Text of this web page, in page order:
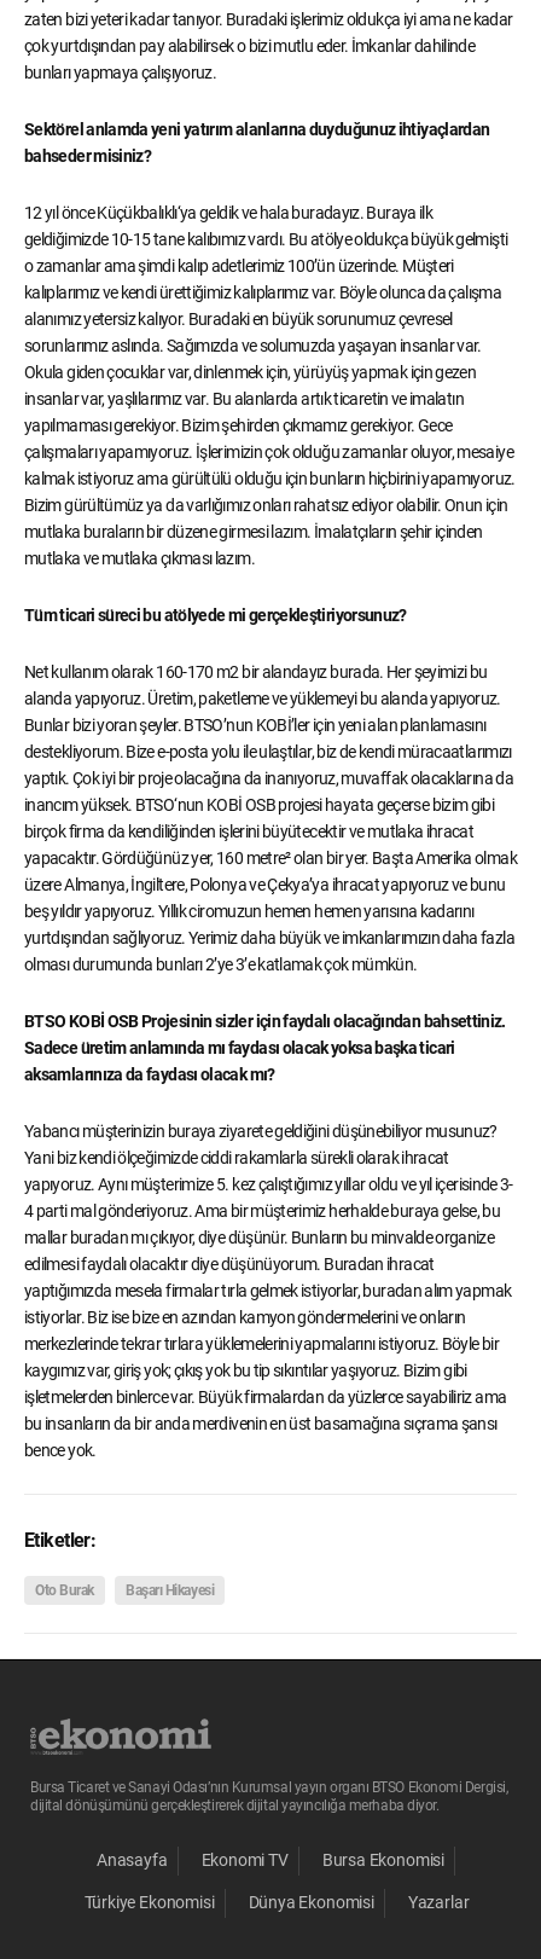
zaten bizi yeteri kadar tanıyor. Buradaki işlerimiz oldukça iyi ama ne kadar
çok yurtdışından pay alabilirsek o bizi mutlu eder. İmkanlar dahilinde
bunları yapmaya çalışıyoruz.
Sektörel anlamda yeni yatırım alanlarına duyduğunuz ihtiyaçlardan
bahseder misiniz?
12 yıl önce Küçükbalıklı‘ya geldik ve hala buradayız. Buraya ilk
geldiğimizde 10-15 tane kalıbımız vardı. Bu atölye oldukça büyük gelmişti
o zamanlar ama şimdi kalıp adetlerimiz 100’ün üzerinde. Müşteri
kalıplarımız ve kendi ürettiğimiz kalıplarımız var. Böyle olunca da çalışma
alanımız yetersiz kalıyor. Buradaki en büyük sorunumuz çevresel
sorunlarımız aslında. Sağımızda ve solumuzda yaşayan insanlar var.
Okula giden çocuklar var, dinlenmek için, yürüyüş yapmak için gezen
insanlar var, yaşlılarımız var. Bu alanlarda artık ticaretin ve imalatın
yapılmaması gerekiyor. Bizim şehirden çıkmamız gerekiyor. Gece
çalışmaları yapamıyoruz. İşlerimizin çok olduğu zamanlar oluyor, mesaiye
kalmak istiyoruz ama gürültülü olduğu için bunların hiçbirini yapamıyoruz.
Bizim gürültümüz ya da varlığımız onları rahatsız ediyor olabilir. Onun için
mutlaka buraların bir düzene girmesi lazım. İmalatçıların şehir içinden
mutlaka ve mutlaka çıkması lazım.
Tüm ticari süreci bu atölyede mi gerçekleştiriyorsunuz?
Net kullanım olarak 160-170 m2 bir alandayız burada. Her şeyimizi bu
alanda yapıyoruz. Üretim, paketleme ve yüklemeyi bu alanda yapıyoruz.
Bunlar bizi yoran şeyler. BTSO’nun KOBİ’ler için yeni alan planlamasını
destekliyorum. Bize e-posta yolu ile ulaştılar, biz de kendi müracaatlarımızı
yaptık. Çok iyi bir proje olacağına da inanıyoruz, muvaffak olacaklarına da
inancım yüksek. BTSO‘nun KOBİ OSB projesi hayata geçerse bizim gibi
birçok firma da kendiliğinden işlerini büyütecektir ve mutlaka ihracat
yapacaktır. Gördüğünüz yer, 160 metre² olan bir yer. Başta Amerika olmak
üzere Almanya, İngiltere, Polonya ve Çekya’ya ihracat yapıyoruz ve bunu
beş yıldır yapıyoruz. Yıllık ciromuzun hemen hemen yarısına kadarını
yurtdışından sağlıyoruz. Yerimiz daha büyük ve imkanlarımızın daha fazla
olması durumunda bunları 2’ye 3’e katlamak çok mümkün.
BTSO KOBİ OSB Projesinin sizler için faydalı olacağından bahsettiniz.
Sadece üretim anlamında mı faydası olacak yoksa başka ticari
aksamlarınıza da faydası olacak mı?
Yabancı müşterinizin buraya ziyarete geldiğini düşünebiliyor musunuz?
Yani biz kendi ölçeğimizde ciddi rakamlarla sürekli olarak ihracat
yapıyoruz. Aynı müşterimize 5. kez çalıştığımız yıllar oldu ve yıl içerisinde 3-
4 parti mal gönderiyoruz. Ama bir müşterimiz herhalde buraya gelse, bu
mallar buradan mı çıkıyor, diye düşünür. Bunların bu minvalde organize
edilmesi faydalı olacaktır diye düşünüyorum. Buradan ihracat
yaptığımızda mesela firmalar tırla gelmek istiyorlar, buradan alım yapmak
istiyorlar. Biz ise bize en azından kamyon göndermelerini ve onların
merkezlerinde tekrar tırlara yüklemelerini yapmalarını istiyoruz. Böyle bir
kaygımız var, giriş yok; çıkış yok bu tip sıkıntılar yaşıyoruz. Bizim gibi
işletmelerden binlerce var. Büyük firmalardan da yüzlerce sayabiliriz ama
bu insanların da bir anda merdivenin en üst basamağına sıçrama şansı
bence yok.
Etiketler:
Oto Burak Başarı Hikayesi
Bursa Ticaret ve Sanayi Odası’nın Kurumsal yayın organı BTSO Ekonomi Dergisi,
dijital dönüşümünü gerçekleştirerek dijital yayıncılığa merhaba diyor.
Anasayfa Ekonomi TV Bursa Ekonomisi
Türkiye Ekonomisi Dünya Ekonomisi Yazarlar